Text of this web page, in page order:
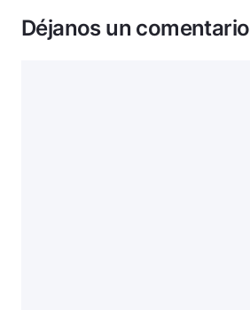
Déjanos un comentario